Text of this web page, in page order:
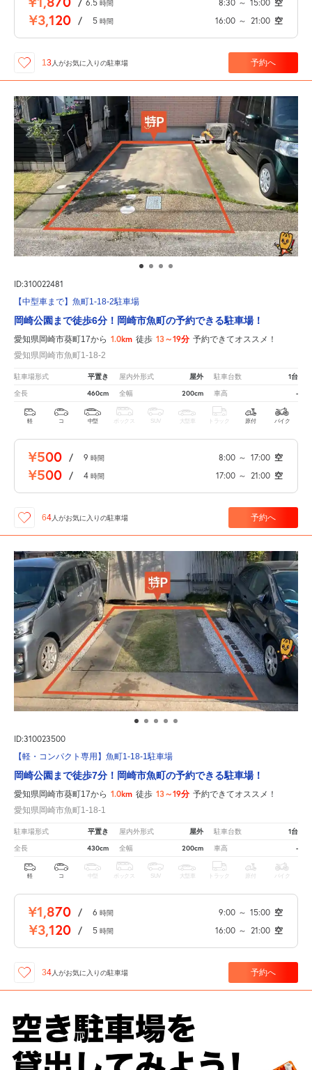
/ 6.5 時間 8:30 ～ 15:00 空
¥3,120 / 5 時間 16:00 ～ 21:00 空
13人がお気に入りの駐車場 予約へ
ID:310022481
【中型車まで】魚町1-18-2駐車場
岡崎公園まで徒歩6分！岡崎市魚町の予約できる駐車場！
愛知県岡崎市葵町17から 1.0km 徒歩 13～19分 予約できてオススメ！
愛知県岡崎市魚町1-18-2
駐車場形式 平置き 屋内外形式 屋外 駐車台数 1台
全長 460cm 全幅 200cm 車高 -
軽 コ 中型 ボックス SUV 大型車 トラック 原付 バイク
¥500 / 9 時間 8:00 ～ 17:00 空
¥500 / 4 時間 17:00 ～ 21:00 空
64人がお気に入りの駐車場 予約へ
ID:310023500
【軽・コンパクト専用】魚町1-18-1駐車場
岡崎公園まで徒歩7分！岡崎市魚町の予約できる駐車場！
愛知県岡崎市葵町17から 1.0km 徒歩 13～19分 予約できてオススメ！
愛知県岡崎市魚町1-18-1
駐車場形式 平置き 屋内外形式 屋外 駐車台数 1台
全長 430cm 全幅 200cm 車高 -
軽 コ 中型 ボックス SUV 大型車 トラック 原付 バイク
¥1,870 / 6 時間 9:00 ～ 15:00 空
¥3,120 / 5 時間 16:00 ～ 21:00 空
34人がお気に入りの駐車場 予約へ